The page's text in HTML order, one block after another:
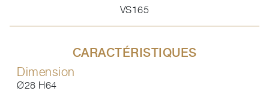
VS165
CARACTÉRISTIQUES
Dimension
Ø28 H64